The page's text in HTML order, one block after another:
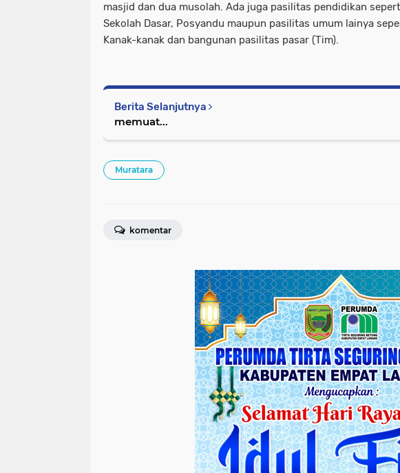
masjid dan dua musolah. Ada juga pasilitas pendidikan
Sekolah Dasar, Posyandu maupun pasilitas umum lainya
Kanak-kanak dan bangunan pasilitas pasar (Tim).
Berita Selanjutnya
memuat...
Muratara
komentar